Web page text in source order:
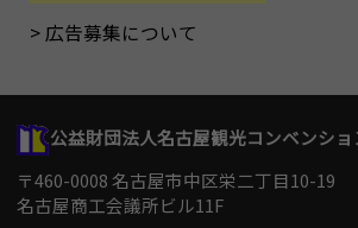
広告募集について
公益財団法人名古屋観光コンベンシ
〒460-0008 名古屋市中区栄二丁目10-19
名古屋商工会議所ビル11F